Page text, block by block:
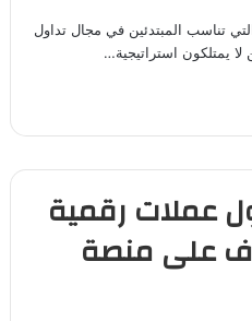
تناسب المبتدئين في مجال تداول
لا يمتلكون استراتيجية…
عملات رقمية
… تعرف على منصة